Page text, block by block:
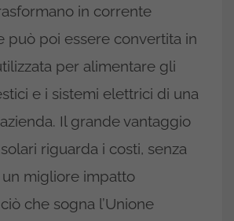
in corrente
può poi essere convertita in
per alimentare gli
e i sistemi elettrici di una
Il grande vantaggio
riguarda i costi, senza
migliore impatto
che sogna l’Unione